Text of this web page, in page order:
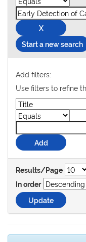
Start a new search
Add filters:
Use filters to refine
Results/Page
In order